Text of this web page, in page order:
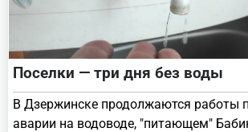
Поселки — три дня без воды
В Дзержинске продолжаются работы
аварии на водоводе, "питающем"